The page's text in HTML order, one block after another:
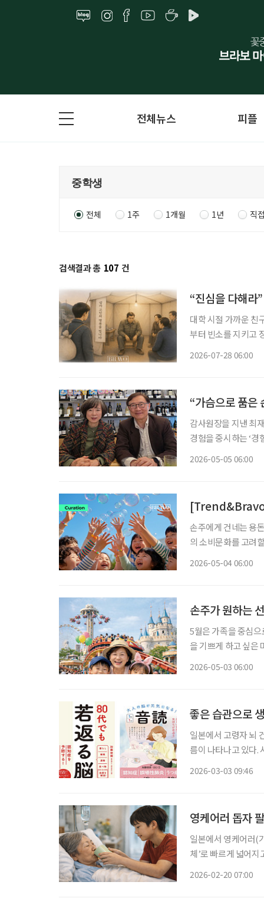
전체뉴스 피플
전체 1주 1개월 1년 직
검색결과 총 107 건
“진심을 다해라”
대학 시절 가까운 친
부터 빈소를 지키고
2026-07-28 06:00
“가슴으로 품은
감사원장을 지낸 최
경험을 중시하는 ‘경
2026-05-05 06:00
[Trend&Bravo]
손주에게 건네는 용
의 소비문화를 고려
2026-05-04 06:00
손주가 원하는
5월은 가족을 중심
을 기쁘게 하고 싶은
2026-05-03 06:00
좋은 습관으로
일본에서 고령자 뇌
름이 나타나고 있다.
2026-03-03 09:46
영케어러 돕자
일본에서 영케어러(
체’로 빠르게 넓어
2026-02-20 07:00